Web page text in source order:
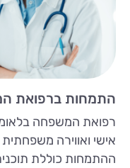
התמחות ברפואת
רפואת המשפחה
אישי ואווירה
ההתמחות כוללת